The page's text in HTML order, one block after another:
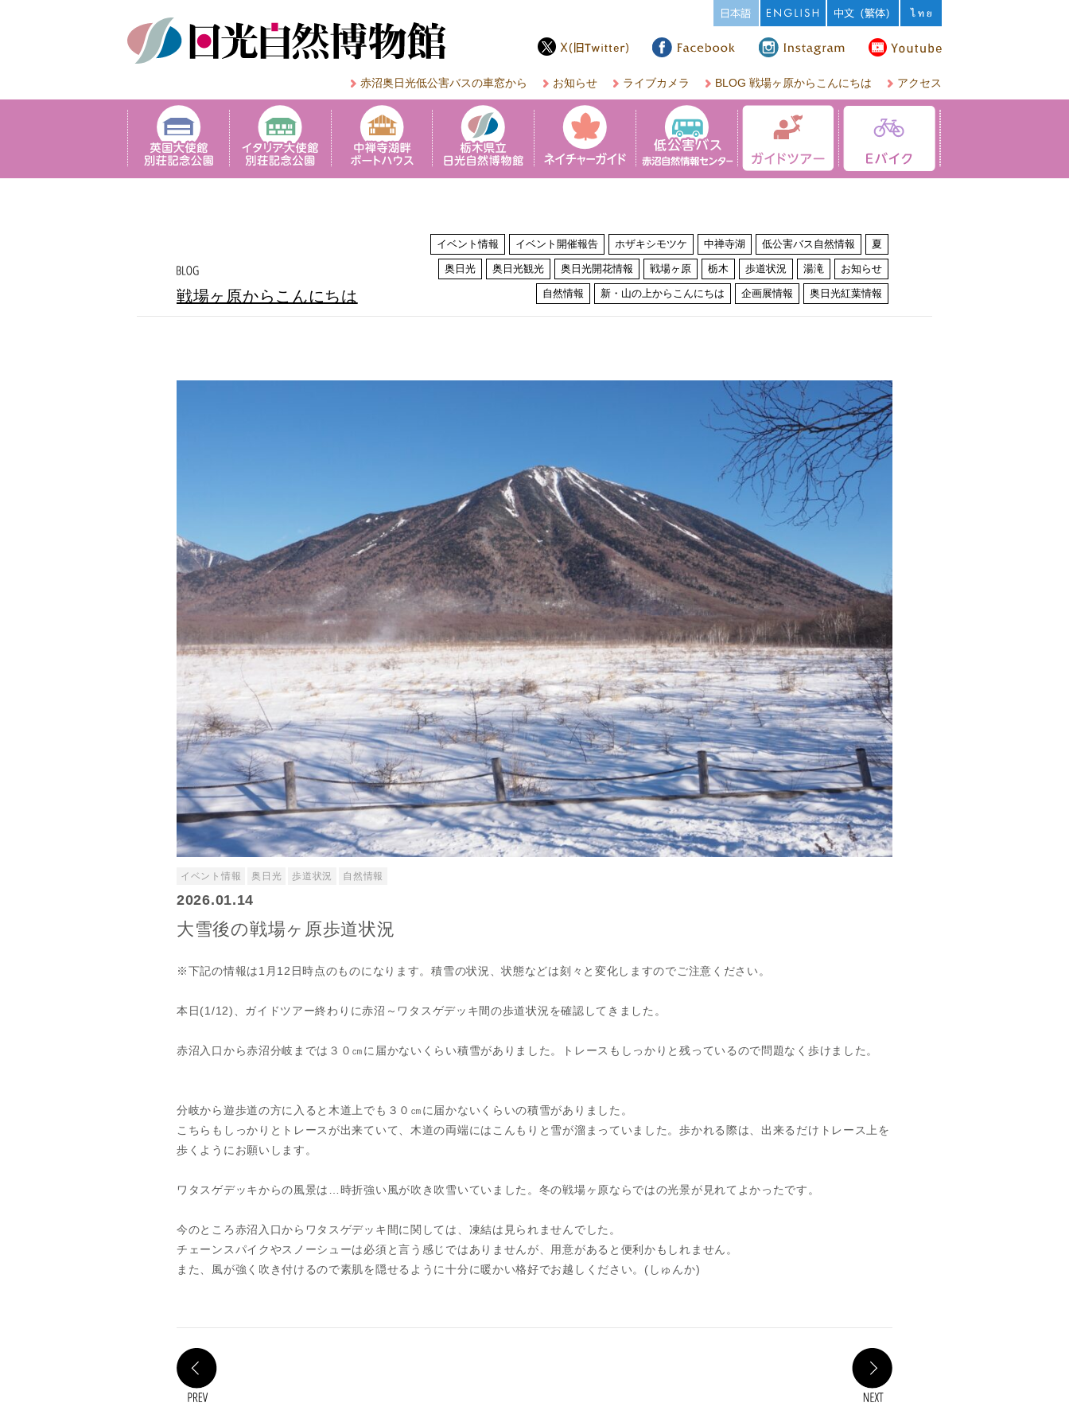
赤沼奥日光低公害バスの車窓から お知らせ ライブカメラ BLOG 戦場ヶ原からこんにちは アクセス
戦場ヶ原からこんにちは
イベント情報 イベント開催報告 ホザキシモツケ 中禅寺湖 低公害バス自然情報 夏
奥日光 奥日光観光 奥日光開花情報 戦場ヶ原 栃木 歩道状況 湯滝 お知らせ
自然情報 新・山の上からこんにちは 企画展情報 奥日光紅葉情報
イベント情報 奥日光 歩道状況 自然情報
2026.01.14
大雪後の戦場ヶ原歩道状況
※下記の情報は1月12日時点のものになります。積雪の状況、状態などは刻々と変化しますのでご注意ください。
本日(1/12)、ガイドツアー終わりに赤沼～ワタスゲデッキ間の歩道状況を確認してきました。
赤沼入口から赤沼分岐までは３０㎝に届かないくらい積雪がありました。トレースもしっかりと残っているので問題なく歩けました。
分岐から遊歩道の方に入ると木道上でも３０㎝に届かないくらいの積雪がありました。
こちらもしっかりとトレースが出来ていて、木道の両端にはこんもりと雪が溜まっていました。歩かれる際は、出来るだけトレース上を
歩くようにお願いします。
ワタスゲデッキからの風景は…時折強い風が吹き吹雪いていました。冬の戦場ヶ原ならではの光景が見れてよかったです。
今のところ赤沼入口からワタスゲデッキ間に関しては、凍結は見られませんでした。
チェーンスパイクやスノーシューは必須と言う感じではありませんが、用意があると便利かもしれません。
また、風が強く吹き付けるので素肌を隠せるように十分に暖かい格好でお越しください。(しゅんか)